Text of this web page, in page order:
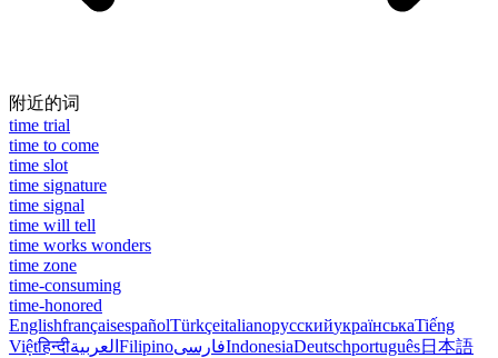
附近的词
time trial
time to come
time slot
time signature
time signal
time will tell
time works wonders
time zone
time-consuming
time-honored
EnglishfrançaisespañolTürkçeitalianoрусскийукраїнськаTiếng
Việtहिन्दीالعربية FilipinoفارسیIndonesiaDeutschportuguês日本語